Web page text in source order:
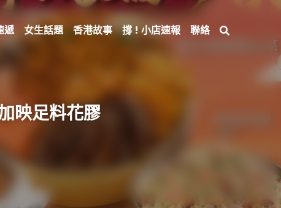
遞 女生話題 香港故事 撐 ! 小店速報 聯絡
映足料花膠